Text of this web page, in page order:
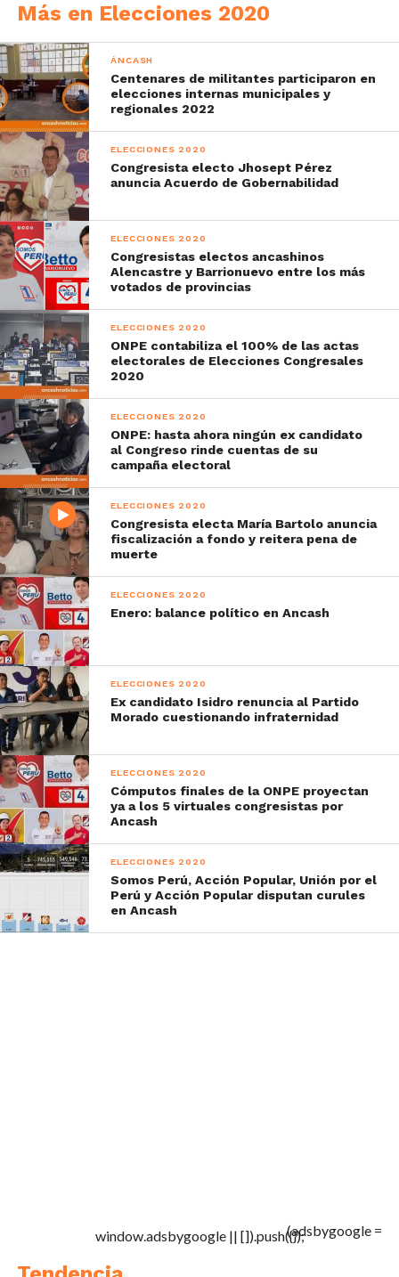
Más en Elecciones 2020
ÁNCASH
Centenares de militantes participaron en
elecciones internas municipales y
regionales 2022
ELECCIONES 2020
Congresista electo Jhosept Pérez
anuncia Acuerdo de Gobernabilidad
ELECCIONES 2020
Congresistas electos ancashinos
Alencastre y Barrionuevo entre los más
votados de provincias
ELECCIONES 2020
ONPE contabiliza el 100% de las actas
electorales de Elecciones Congresales
2020
ELECCIONES 2020
ONPE: hasta ahora ningún ex candidato
al Congreso rinde cuentas de su
campaña electoral
ELECCIONES 2020
Congresista electa María Bartolo anuncia
fiscalización a fondo y reitera pena de
muerte
ELECCIONES 2020
Enero: balance político en Ancash
ELECCIONES 2020
Ex candidato Isidro renuncia al Partido
Morado cuestionando infraternidad
ELECCIONES 2020
Cómputos finales de la ONPE proyectan
ya a los 5 virtuales congresistas por
Ancash
ELECCIONES 2020
Somos Perú, Acción Popular, Unión por el
Perú y Acción Popular disputan curules
en Ancash
(adsbygoogle =
window.adsbygoogle || []).push({});